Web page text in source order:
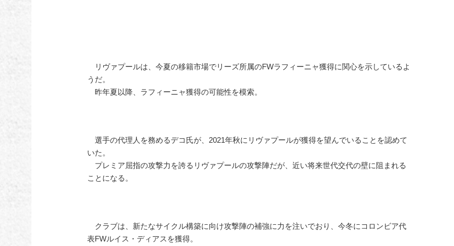
リヴァプールは、今夏の移籍市場でリーズ所属のFWラフィーニャ獲得に関心を示しているよ
うだ。
昨年夏以降、ラフィーニャ獲得の可能性を模索。
選手の代理人を務めるデコ氏が、2021年秋にリヴァプールが獲得を望んでいることを認めて
いた。
プレミア屈指の攻撃力を誇るリヴァプールの攻撃陣だが、近い将来世代交代の壁に阻まれる
ことになる。
クラブは、新たなサイクル構築に向け攻撃陣の補強に力を注いでおり、今冬にコロンビア代
表FWルイス・ディアスを獲得。